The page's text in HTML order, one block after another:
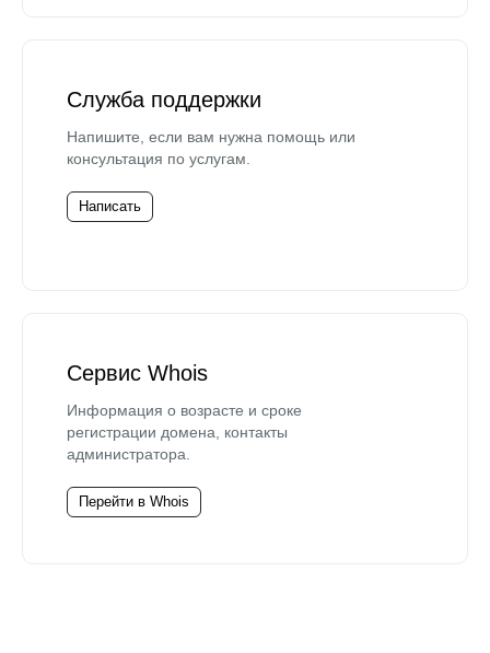
Служба поддержки
Напишите, если вам нужна помощь или
консультация по услугам.
Написать
Сервис Whois
Информация о возрасте и сроке
регистрации домена, контакты
администратора.
Перейти в Whois